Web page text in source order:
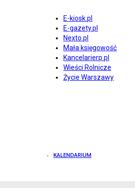
E-kiosk.pl
E-gazety.pl
Nexto.pl
Mała księgowość
Kancelarierp.pl
Wieści Rolnicze
Życie Warszawy
KALENDARIUM